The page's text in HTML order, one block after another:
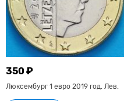
350 ₽
Люксембург 1 евро 2019 год. Лев.